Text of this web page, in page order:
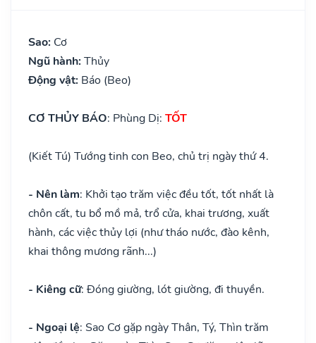
Sao: Cơ
Ngũ hành: Thủy
Động vật: Báo (Beo)
CƠ THỦY BÁO: Phùng Dị: TỐT
(Kiết Tú) Tướng tinh con Beo, chủ trị ngày thứ 4.
- Nên làm: Khởi tạo trăm việc đều tốt, tốt nhất là
chôn cất, tu bổ mồ mả, trổ cửa, khai trương, xuất
hành, các việc thủy lợi (như tháo nước, đào kênh,
khai thông mương rãnh...)
- Kiêng cữ: Đóng giường, lót giường, đi thuyền.
- Ngoại lệ: Sao Cơ gặp ngày Thân, Tý, Thìn trăm